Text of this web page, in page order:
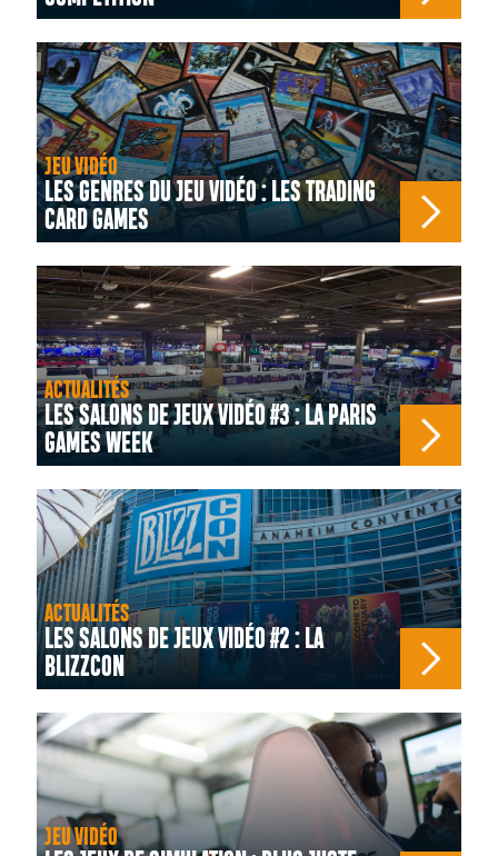
JEU VIDÉO
LES GENRES DU JEU VIDÉO : LES TRADING
CARD GAMES
ACTUALITÉS
LES SALONS DE JEUX VIDÉO #3 : LA PARIS
GAMES WEEK
ACTUALITÉS
LES SALONS DE JEUX VIDÉO #2 : LA
BLIZZCON
JEU VIDÉO